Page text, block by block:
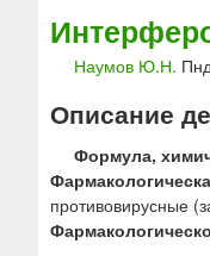
и
я
с
с
е
М
к
п
у
л
ы
2
Р
Б
И
О
®
к
а
п
Наумов Ю.Н.
Описание
Формула,
противовирусные